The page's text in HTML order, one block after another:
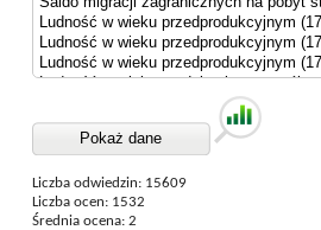
Liczba odwiedzin: 15609
Liczba ocen: 1532
Średnia ocena: 2